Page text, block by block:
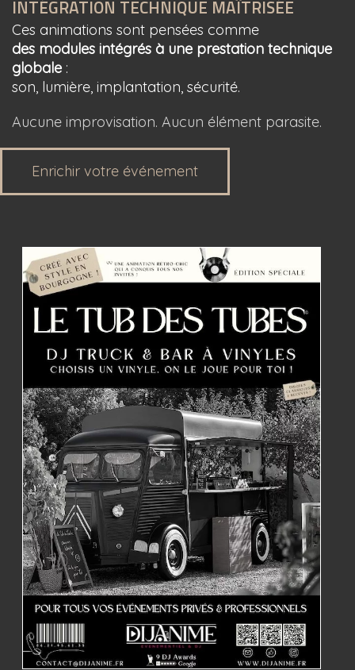
INTÉGRATION TECHNIQUE MAÎTRISÉE
Ces animations sont pensées comme
des modules intégrés à une prestation technique
globale :
son, lumière, implantation, sécurité.
Aucune improvisation. Aucun élément parasite.
Enrichir votre événement